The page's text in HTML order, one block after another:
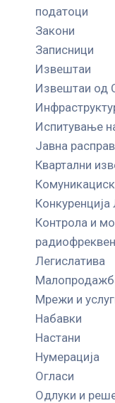
податоци
Закони
Записници
Извештаи
Извештаи од
Испитување
Јавна
Квартални
Конкуренција
Контрола и
Легислатива
Мрежи и
Набавки
Настани
Нумерација
Огласи
Одлуки и